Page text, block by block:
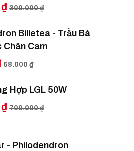
300.000 ₫
Bilietea - Trầu Bà
Chân Cam
68.000 ₫
Hợp LGL 50W
700.000 ₫
- Philodendron